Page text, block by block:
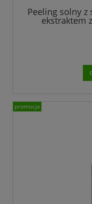
Peeling solny z
ekstraktem
promocja